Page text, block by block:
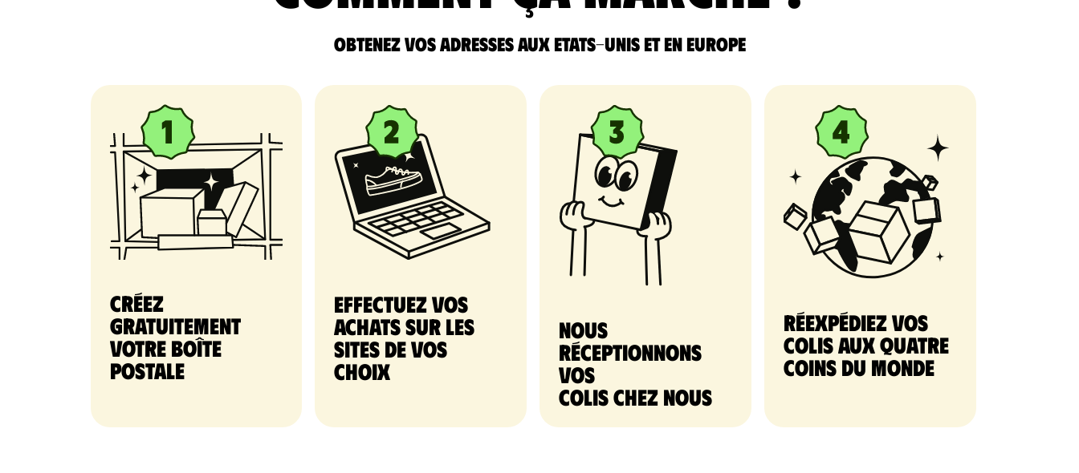
Obtenez vos adresses aux Etats-Unis et en Europe
Créez
gratuitement
votre Boîte
postale
Effectuez vos
achats sur les
sites de vos
choix
nous
réceptionnons
vos
colis chez nous
Réexpédiez vos
colis aux quatre
coins du monde